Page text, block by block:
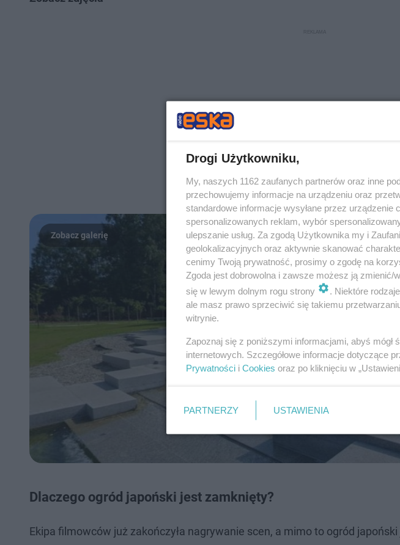
Dlaczego ogród japoński jest zamknięty?
Ekipa filmowców już zakończyła nagrywanie scen, a mimo to ogród
Drogi Użytkowniku,
My, naszych 1162 zaufanych partnerów oraz inne
przechowujemy informacje na urządzeniu oraz
standardowe informacje wysyłane przez urządzenie
spersonalizowanych reklam, wybór
ulepszanie usług. Za zgodą Użytkownika my i
geolokalizacyjnych oraz aktywnie skanować
cenimy Twoją prywatność, prosimy o zgodę na
Zgoda jest dobrowolna i zawsze możesz ją
się w lewym dolnym rogu strony
. Niektóre
ale masz prawo sprzeciwić się takiemu
witrynie.
Zapoznaj się z poniższymi informacjami, abyś
internetowych. Szczegółowe informacje dotyczące
Prywatności i Cookies oraz po kliknięciu w
PARTNERZY USTAWIENIA